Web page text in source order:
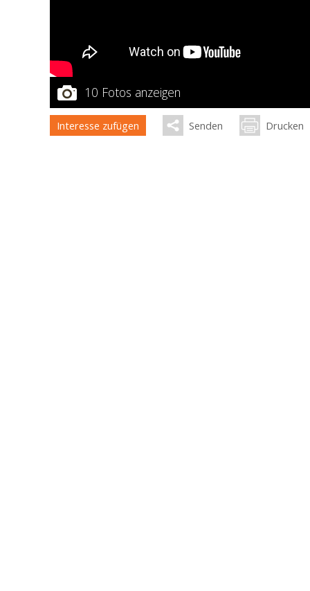
10 Fotos anzeigen
Interesse zufügen Senden Drucken